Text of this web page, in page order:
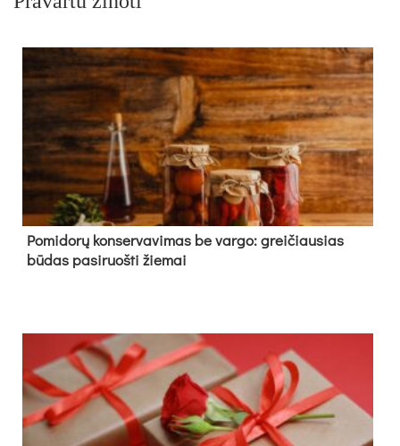
Pomidorų konservavimas be vargo: greičiausias
būdas pasiruošti žiemai